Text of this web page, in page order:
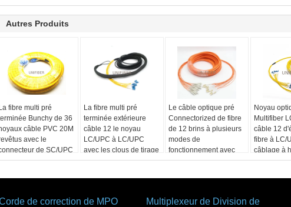
Autres Produits
La fibre multi pré
Bunchy de 36
câble PVC 20M
avec le
de SC/UPC
La fibre multi pré
terminée extérieure
câble 12 le noyau
LC/UPC à LC/UPC
avec les clous de tirage
Le câble optique pré
Connectorized de fibre
de 12 brins à plusieurs
modes de
fonctionnement avec
2.0mm éventent des
Noyau
Multifiber
câble 12
fibre à LC/
câblage à
densité
de correction de MPO Multiplexeur de Division de